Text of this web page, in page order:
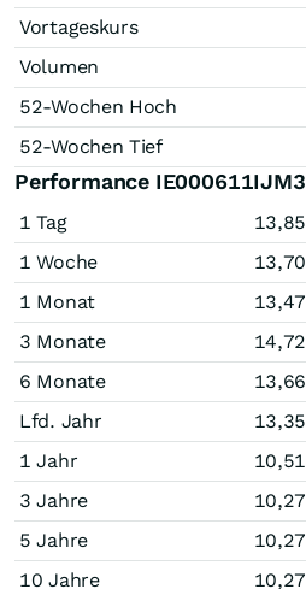
Vortageskurs
Volumen
52-Wochen Hoch
52-Wochen Tief
Performance IE000611IJM3
1 Tag 13,85
1 Woche
13,70
1 Monat
13,47
3 Monate
14,72
6 Monate
13,66
Lfd. Jahr
13,35
1 Jahr
10,51
3 Jahre
10,27
5 Jahre
10,27
10 Jahre
10,27